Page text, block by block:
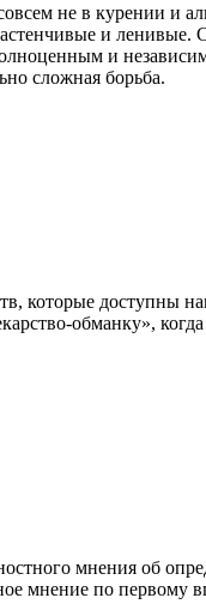
не в курении и
и
и
сложная борьба.
которые доступны
обманку»,
мнения об
мнение по первому